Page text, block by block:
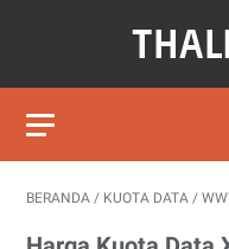
BERANDA / KUOTA DATA /